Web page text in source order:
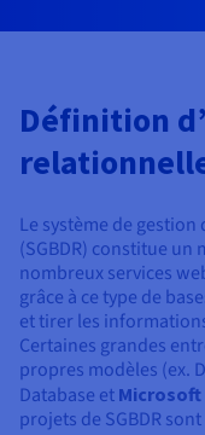
Roadmap & Changelog
Roadmap & Changelog
Définition
Le système de
(SGBDR) constitue
nombreux services
grâce à ce type de
et tirer les
Certaines grandes
propres modèles (ex.
Database et Microsoft
projets de SGBDR